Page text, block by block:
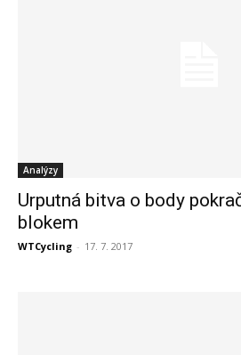
Analýzy
Urputná bitva o body
blokem
WTCycling - 17. 7. 2017